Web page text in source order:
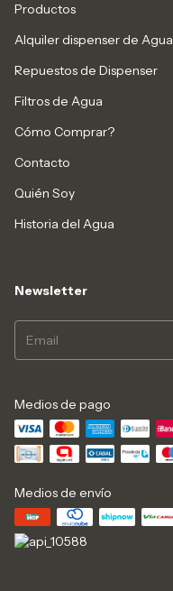
Productos
Alquiler dispenser de Agua
Repuestos de Dispenser
Filtros de Agua
Cómo Comprar?
Contacto
Quién Soy
Historia del Agua
Newsletter
Medios de pago
Medios de envío